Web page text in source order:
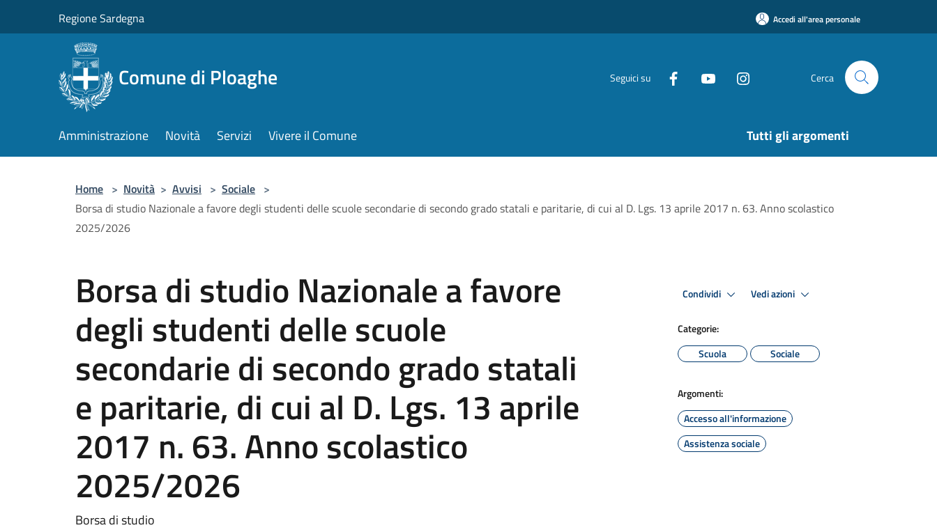
Regione Sardegna Accedi all'area personale
Comune di Ploaghe Seguici su Cerca
Amministrazione Novità Servizi Vivere il Comune Tutti gli argomenti
Home > Novità > Avvisi > Sociale >
Borsa di studio Nazionale a favore degli studenti delle scuole secondarie di secondo grado statali e paritarie, di cui al D. Lgs. 13 aprile 2017 n. 63. Anno scolastico
2025/2026
Borsa di studio Nazionale a favore
degli studenti delle scuole
secondarie di secondo grado statali
e paritarie, di cui al D. Lgs. 13 aprile
2017 n. 63. Anno scolastico
2025/2026
Borsa di studio
Condividi Vedi azioni
Categorie:
Scuola
Sociale
Argomenti:
Accesso all'informazione
Assistenza sociale